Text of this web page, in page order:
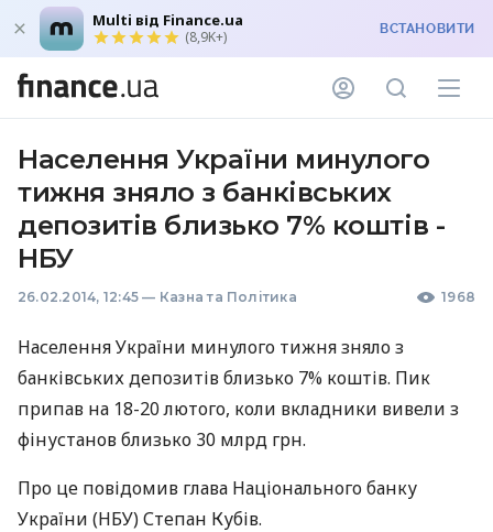
Multi від Finance.ua
(8,9K+) ВСТАНОВИТИ
Населення України минулого
тижня зняло з банківських
депозитів близько 7% коштів -
НБУ
26.02.2014, 12:45 — Казна та Політика 1968
Населення України минулого тижня зняло з
банківських депозитів близько 7% коштів. Пик
припав на 18-20 лютого, коли вкладники вивели з
фінустанов близько 30 млрд грн.
Про це повідомив глава Національного банку
України (НБУ) Степан Кубів.